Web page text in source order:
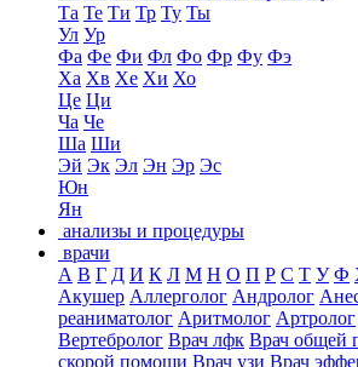
Та Те Ти Тр Ту Ты
Ул Ур
Фа Фе Фи Фл Фо Фр Фу Фэ
Ха Хв Хе Хи Хо
Це Ци
Ча Че
Ша Ши
Эй Эк Эл Эн Эр Эс
Юн
Ян
анализы и процедуры
врачи
А В Г Д И К Л М Н О П Р С Т У Ф
Акушер Аллерголог Андролог
реаниматолог Аритмолог Артролог
Вертебролог Врач лфк Врач общей
скорой помощи Врач узи Врач